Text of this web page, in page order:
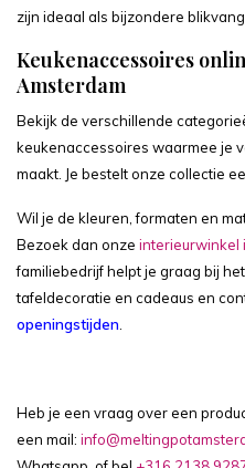
zijn ideaal als bijzondere
Keukenaccessoires
Amsterdam
Bekijk de verschillende
keukenaccessoires waarmee je
maakt. Je bestelt onze collectie
Wil je de kleuren, formaten en
Bezoek dan onze interieurwinkel
familiebedrijf helpt je graag bij
tafeldecoratie en cadeaus en
openingstijden
Heb je een vraag over een
een mail: